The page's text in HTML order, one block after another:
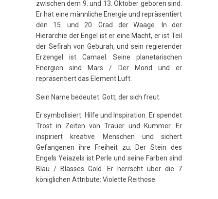
zwischen dem 9. und 13. Oktober geboren sind.
Er hat eine männliche Energie und repräsentiert
den 15. und 20. Grad der Waage. In der
Hierarchie der Engel ist er eine Macht, er ist Teil
der Sefirah von Geburah, und sein regierender
Erzengel ist Camael. Seine planetarischen
Energien sind Mars / Der Mond und er
repräsentiert das Element Luft.
Sein Name bedeutet: Gott, der sich freut.
Er symbolisiert: Hilfe und Inspiration. Er spendet
Trost in Zeiten von Trauer und Kummer. Er
inspiriert kreative Menschen und sichert
Gefangenen ihre Freiheit zu. Der Stein des
Engels Yeiazels ist Perle und seine Farben sind
Blau / Blasses Gold. Er herrscht über die 7
königlichen Attribute: Violette Reithose.